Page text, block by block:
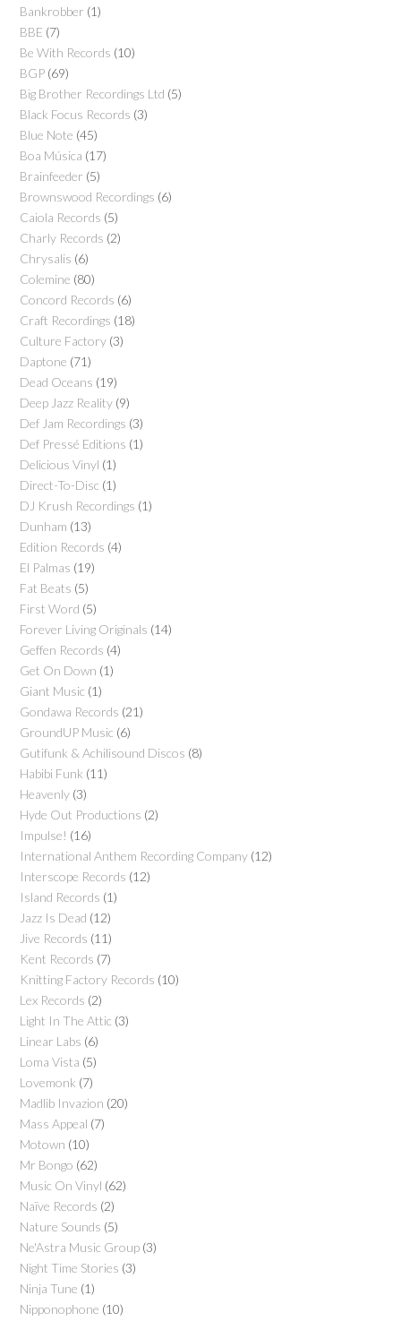
Bankrobber (1)
BBE (7)
Be With Records (10)
BGP (69)
Big Brother Recordings Ltd (5)
Black Focus Records (3)
Blue Note (45)
Boa Música (17)
Brainfeeder (5)
Brownswood Recordings (6)
Caiola Records (5)
Charly Records (2)
Chrysalis (6)
Colemine (80)
Concord Records (6)
Craft Recordings (18)
Culture Factory (3)
Daptone (71)
Dead Oceans (19)
Deep Jazz Reality (9)
Def Jam Recordings (3)
Def Pressé Editions (1)
Delicious Vinyl (1)
Direct-To-Disc (1)
DJ Krush Recordings (1)
Dunham (13)
Edition Records (4)
El Palmas (19)
Fat Beats (5)
First Word (5)
Forever Living Originals (14)
Geffen Records (4)
Get On Down (1)
Giant Music (1)
Gondawa Records (21)
GroundUP Music (6)
Gutifunk & Achilisound Discos (8)
Habibi Funk (11)
Heavenly (3)
Hyde Out Productions (2)
Impulse! (16)
International Anthem Recording Company (12)
Interscope Records (12)
Island Records (1)
Jazz Is Dead (12)
Jive Records (11)
Kent Records (7)
Knitting Factory Records (10)
Lex Records (2)
Light In The Attic (3)
Linear Labs (6)
Loma Vista (5)
Lovemonk (7)
Madlib Invazion (20)
Mass Appeal (7)
Motown (10)
Mr Bongo (62)
Music On Vinyl (62)
Naïve Records (2)
Nature Sounds (5)
Ne'Astra Music Group (3)
Night Time Stories (3)
Ninja Tune (1)
Nipponophone (10)